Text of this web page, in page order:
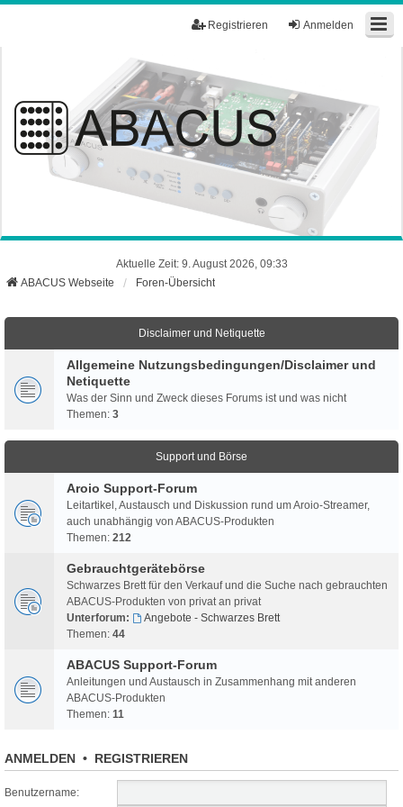
Anmelden
Registrieren
Aktuelle Zeit: 9. August 2026, 09:33
ABACUS Webseite
Foren-Übersicht
Disclaimer und Netiquette
Allgemeine Nutzungsbedingungen/Disclaimer und
Netiquette
Was der Sinn und Zweck dieses Forums ist und was nicht
Themen: 3
Support und Börse
Aroio Support-Forum
Leitartikel, Austausch und Diskussion rund um Aroio-Streamer,
auch unabhängig von ABACUS-Produkten
Themen: 212
Gebrauchtgerätebörse
Schwarzes Brett für den Verkauf und die Suche nach gebrauchten
ABACUS-Produkten von privat an privat
Unterforum:
Angebote - Schwarzes Brett
Themen: 44
ABACUS Support-Forum
Anleitungen und Austausch in Zusammenhang mit anderen
ABACUS-Produkten
Themen: 11
ANMELDEN • REGISTRIEREN
Benutzername: